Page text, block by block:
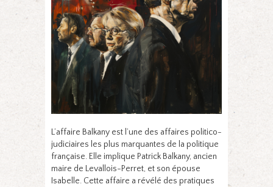
L’affaire Balkany est l’une des affaires politico-
judiciaires les plus marquantes de la politique
française. Elle implique Patrick Balkany, ancien
maire de Levallois-Perret, et son épouse
Isabelle. Cette affaire a révélé des pratiques